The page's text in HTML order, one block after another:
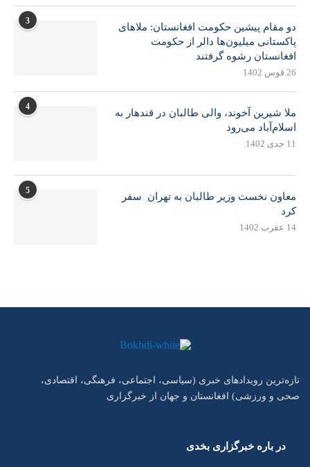
3
دو مقام پیشین حکومت افغانستان: ملاهای
پاکستانی میلیون‌ها دالر از حکومت
افغانستان رشوه گرفتند
26 قوس 1402
4
ملا شیرین آخوند، والی طالبان در قندهار به
اسلام‌آباد می‌رود
11 جدی 1402
5
معاون نخست وزیر طالبان به تهران سفر
کرد
14 عقرب 1402
تازه‌ترین رویدادهای خبری (سیاسی، اجتماعی، فرهنگی، اقتصادی،
صحی و ورزشی) افغانستان و جهان از خبرگزاری
در باره خبرگزاری بخدی